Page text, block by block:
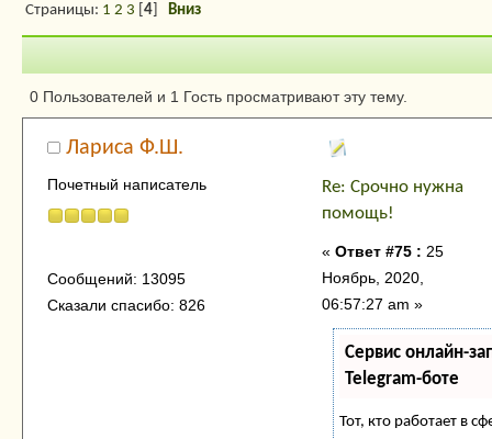
Страницы: 1 2 3 [4 Вниз
Автор
Тема: Срочно
(Прочитано 19466 раз)
0 Пользователей и 1 Гость просматривают эту тему.
Лариса Ф.Ш.
Почетный написатель
Сообщений: 13095
Сказали спасибо: 826
Re: Срочно нужна
помощь!
« Ответ #75 : 25
Ноябрь, 2020,
06:57:27 am »
Сервис онлайн-
Telegram-боте
Тот, кто работает в